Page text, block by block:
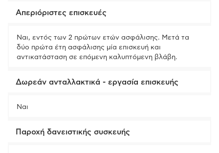
Απεριόριστες επισκευές
Ναι, εντός των 2 πρώτων ετών ασφάλισης. Μετά τα
δύο πρώτα έτη ασφάλισης μία επισκευή και
αντικατάσταση σε επόμενη καλυπτόμενη βλάβη.
Δωρεάν ανταλλακτικά - εργασία επισκευής
Ναι
Παροχή δανειστικής συσκευής